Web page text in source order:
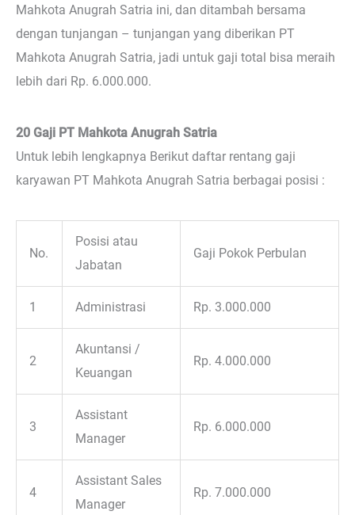
Mahkota Anugrah Satria ini, dan ditambah bersama
dengan tunjangan – tunjangan yang diberikan PT
Mahkota Anugrah Satria, jadi untuk gaji total bisa meraih
lebih dari Rp. 6.000.000.
20 Gaji PT Mahkota Anugrah Satria
Untuk lebih lengkapnya Berikut daftar rentang gaji
karyawan PT Mahkota Anugrah Satria berbagai posisi :
No.
Posisi atau
Jabatan
Gaji Pokok Perbulan
1 Administrasi Rp. 3.000.000
2
Akuntansi /
Keuangan
Rp. 4.000.000
3
Assistant
Manager
Rp. 6.000.000
4
Assistant Sales
Manager
Rp. 7.000.000